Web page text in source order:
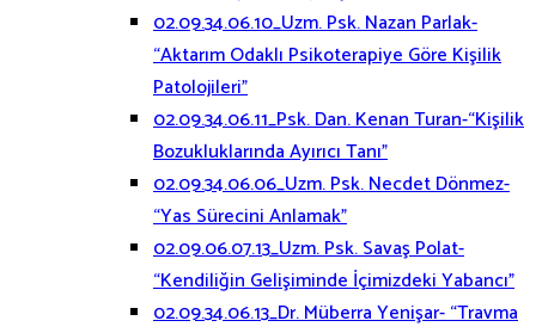
02.09.34.06.10_Uzm. Psk. Nazan Parlak-
“Aktarım Odaklı Psikoterapiye Göre Kişilik
Patolojileri”
02.09.34.06.11_Psk. Dan. Kenan Turan-“Kişilik
Bozukluklarında Ayırıcı Tanı”
02.09.34.06.06_Uzm. Psk. Necdet Dönmez-
“Yas Sürecini Anlamak”
02.09.06.07.13_Uzm. Psk. Savaş Polat-
“Kendiliğin Gelişiminde İçimizdeki Yabancı”
02.09.34.06.13_Dr. Müberra Yenişar- “Travma